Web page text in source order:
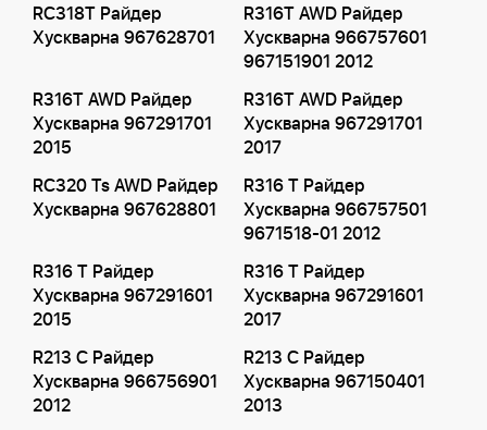
RC318T Райдер
Хускварна 967628701
R316T AWD Райдер
Хускварна 966757601
967151901 2012
R316T AWD Райдер
Хускварна 967291701
2015
R316T AWD Райдер
Хускварна 967291701
2017
RC320 Ts AWD Райдер
Хускварна 967628801
R316 T Райдер
Хускварна 966757501
9671518-01 2012
R316 T Райдер
Хускварна 967291601
2015
R316 T Райдер
Хускварна 967291601
2017
R213 C Райдер
Хускварна 966756901
2012
R213 C Райдер
Хускварна 967150401
2013